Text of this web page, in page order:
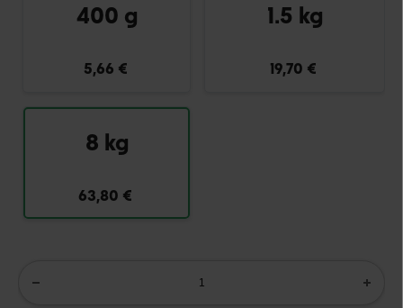
400 g
5,66 €
1.5 kg
19,70 €
8 kg
63,80 €